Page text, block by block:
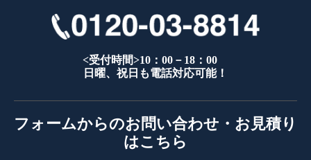
<受付時間>10：00－18：00
日曜、祝日も電話対応可能！
フォームからのお問い合わせ・お見積り
はこちら